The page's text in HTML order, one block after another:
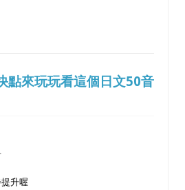
點來玩玩看這個日文50音
升喔